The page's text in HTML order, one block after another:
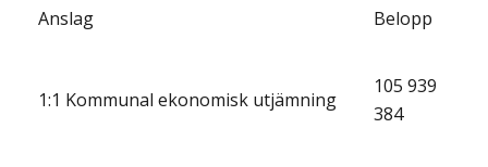
Anslag Belopp
1:1 Kommunal ekonomisk utjämning
105 939
384